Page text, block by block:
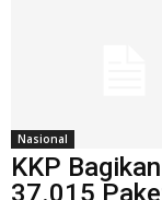
Nasional
KKP Bagikan
37.015